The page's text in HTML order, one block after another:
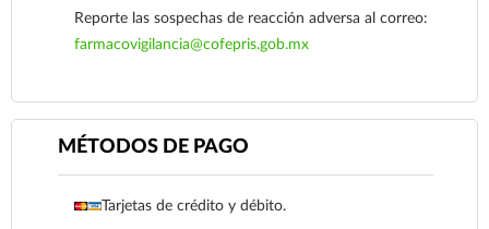
Reporte las sospechas de reacción adversa al correo:
farmacovigilancia@cofepris.gob.mx
MÉTODOS DE PAGO
Tarjetas de crédito y débito.